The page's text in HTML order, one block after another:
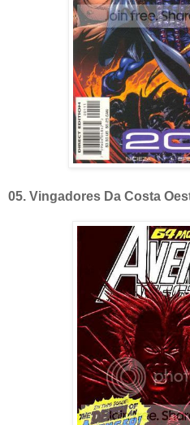
05. Vingadores Da Costa